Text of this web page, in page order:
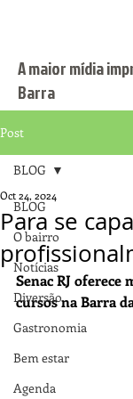
A maior mídia
Barra
Post
BLOG
O bairro
Notícias
Diversão
Gastronomia
Bem estar
Agenda
BLOG
Para se
Oct 24, 2024
Senac RJ oferece
cursos na Barra